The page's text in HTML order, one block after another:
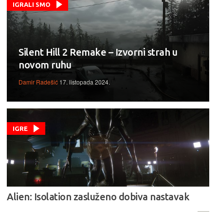
IGRALI SMO
Silent Hill 2 Remake – Izvorni strah u
novom ruhu
Damir Radešić 17. listopada 2024.
IGRE
Alien: Isolation zasluženo dobiva nastavak